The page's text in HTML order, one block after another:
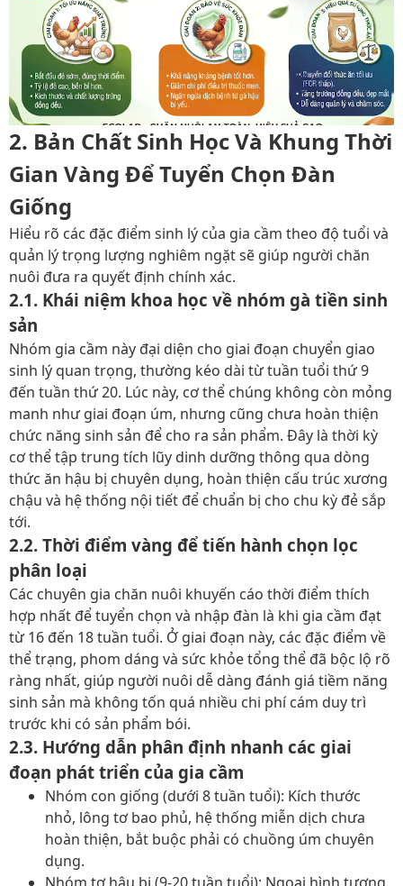
2. Bản Chất Sinh Học Và Khung Thời
Gian Vàng Để Tuyển Chọn Đàn
Giống
Hiểu rõ các đặc điểm sinh lý của gia cầm theo độ tuổi và
quản lý trọng lượng nghiêm ngặt sẽ giúp người chăn
nuôi đưa ra quyết định chính xác.
2.1. Khái niệm khoa học về nhóm gà tiền sinh
sản
Nhóm gia cầm này đại diện cho giai đoạn chuyển giao
sinh lý quan trọng, thường kéo dài từ tuần tuổi thứ 9
đến tuần thứ 20. Lúc này, cơ thể chúng không còn mỏng
manh như giai đoạn úm, nhưng cũng chưa hoàn thiện
chức năng sinh sản để cho ra sản phẩm. Đây là thời kỳ
cơ thể tập trung tích lũy dinh dưỡng thông qua dòng
thức ăn hậu bị chuyên dụng, hoàn thiện cấu trúc xương
chậu và hệ thống nội tiết để chuẩn bị cho chu kỳ đẻ sắp
tới.
2.2. Thời điểm vàng để tiến hành chọn lọc
phân loại
Các chuyên gia chăn nuôi khuyến cáo thời điểm thích
hợp nhất để tuyển chọn và nhập đàn là khi gia cầm đạt
từ 16 đến 18 tuần tuổi. Ở giai đoạn này, các đặc điểm về
thể trạng, phom dáng và sức khỏe tổng thể đã bộc lộ rõ
ràng nhất, giúp người nuôi dễ dàng đánh giá tiềm năng
sinh sản mà không tốn quá nhiều chi phí cám duy trì
trước khi có sản phẩm bói.
2.3. Hướng dẫn phân định nhanh các giai
đoạn phát triển của gia cầm
Nhóm con giống (dưới 8 tuần tuổi): Kích thước
nhỏ, lông tơ bao phủ, hệ thống miễn dịch chưa
hoàn thiện, bắt buộc phải có chuồng úm chuyên
dụng.